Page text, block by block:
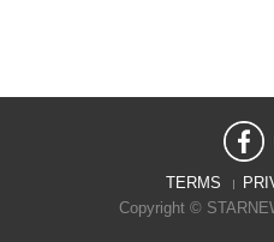
TERMS
Copyright ©